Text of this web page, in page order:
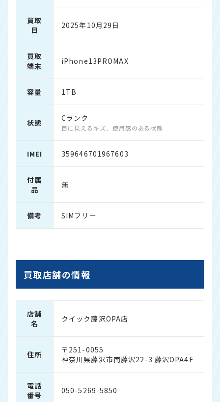
買取
日
2025年10月29日
買取
端末
iPhone13PROMAX
容量 1TB
状態 Cランク
目に見えるキズ、使用感のある状態
IMEI 359646701967603
付属
品
無
備考 SIMフリー
買取店舗の情報
店舗
名
クイック藤沢OPA店
住所
〒251-0055
神奈川県藤沢市南藤沢22-3 藤沢OPA4F
電話
番号
050-5269-5850